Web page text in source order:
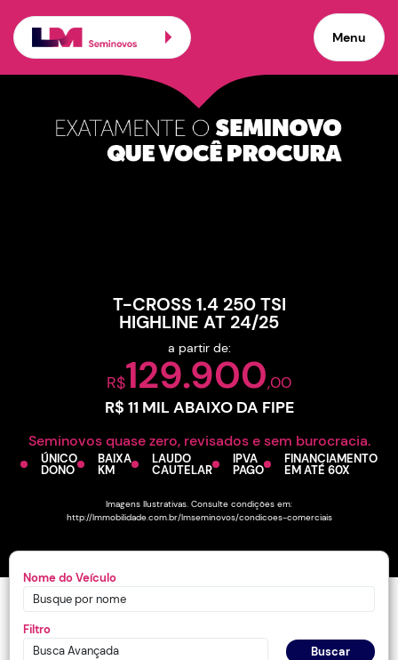
Carros seminovos de
Menu
T-CROSS 1.4 250 TSI
HIGHLINE AT 24/25
a partir de:
R$129.900,00
R$ 11 MIL ABAIXO DA FIPE
Seminovos quase zero, revisados e sem burocracia.
ÚNICO
DONO
BAIXA
KM
LAUDO
CAUTELAR
IPVA
PAGO
FINANCIAMENTO
EM ATÉ 60X
Imagens Ilustrativas. Consulte condições em:
http://lmmobilidade.com.br/lmseminovos/condicoes-comerciais
Nome do Veículo
Filtro
Busca Avançada
Buscar
×
Veículos promocionais